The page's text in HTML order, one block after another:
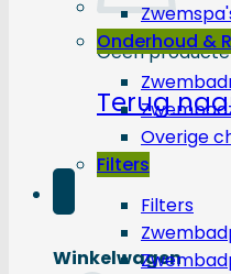
Geen
Terug
Winkelwagen
Onderhoud &
Overige
Filters
Filters